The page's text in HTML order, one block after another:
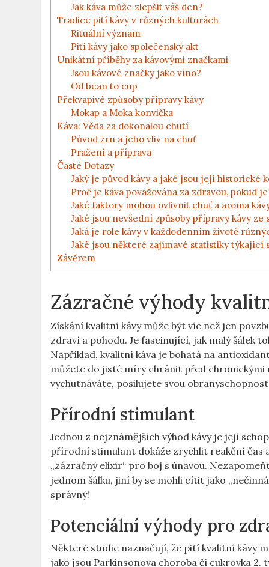
Jak káva může zlepšit váš den?
Tradice pití kávy v různých kulturách
Rituální význam
Pití kávy jako společenský akt
Unikátní příběhy za kávovými značkami
Jsou kávové značky jako víno?
Od bean to cup
Překvapivé způsoby přípravy kávy
Mokap a Moka konvička
Káva: Věda za dokonalou chutí
Původ zrn a jeho vliv na chuť
Pražení a příprava
Časté Dotazy
Jaký je původ kávy a jaké jsou její historické
Proč je káva považována za zdravou, pokud
Jaké faktory mohou ovlivnit chuť a aroma
Jaké jsou nevšední způsoby přípravy kávy ze
Jaká je role kávy v každodenním životě
Jaké jsou některé zajímavé statistiky týkající
Závěrem
Zázračné výhody
Získání kvalitní kávy může být víc než jen
zdraví a pohodu. Je fascinující, jak malý šálek
Například, kvalitní káva je bohatá na
můžete do jisté míry chránit před chronickými
vychutnáváte, posilujete svou
Přírodní stimulant
Jednou z nejznámějších výhod kávy je její
přírodní stimulant dokáže zrychlit reakční čas
„zázračný elixír“ pro boj s únavou.
jednom šálku, jiní by se mohli cítit jako
správný!
Potenciální výhody pro
Některé studie naznačují, že pití kvalitní kávy
jako jsou Parkinsonova choroba či cukrovka 2.